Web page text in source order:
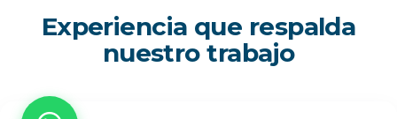
Experiencia que respalda
nuestro trabajo